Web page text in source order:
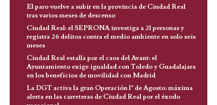
El paro vuelve a subir en la provincia de Ciudad Real
tras varios meses de descenso
Ciudad Real: el SEPRONA investiga a 21 personas y
registra 26 delitos contra el medio ambiente en solo seis
meses
Ciudad Real estalla por el caos del Avant: el
Ayuntamiento exige igualdad con Toledo y Guadalajara
en los beneficios de movilidad con Madrid
La DGT activa la gran Operación 1º de Agosto: máxima
alerta en las carreteras de Ciudad Real por el éxodo